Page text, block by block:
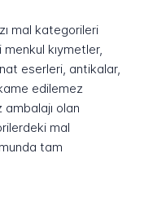
mal kategorileri
kıymetler,
eserleri, antikalar,
edilemez
olan
mal
tam